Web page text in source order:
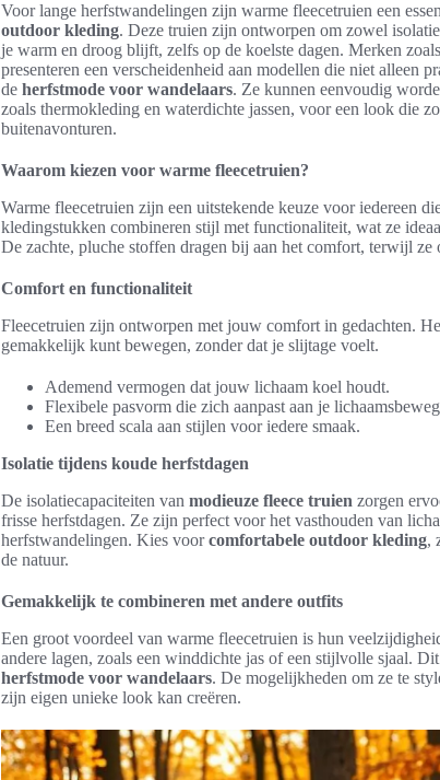
Voor lange herfstwandelingen zijn warme fleecetruien een
outdoor kleding. Deze truien zijn ontworpen om zowel
je warm en droog blijft, zelfs op de koelste dagen. Merken
presenteren een verscheidenheid aan modellen die niet alleen
de herfstmode voor wandelaars. Ze kunnen eenvoudig
zoals thermokleding en waterdichte jassen, voor een look die
buitenavonturen.
Waarom kiezen voor warme fleecetruien?
Warme fleecetruien zijn een uitstekende keuze voor iedereen
kledingstukken combineren stijl met functionaliteit, wat ze
De zachte, pluche stoffen dragen bij aan het comfort, terwijl ze
Comfort en functionaliteit
Fleecetruien zijn ontworpen met jouw comfort in gedachten.
gemakkelijk kunt bewegen, zonder dat je slijtage voelt.
Ademend vermogen dat jouw lichaam koel houdt.
Flexibele pasvorm die zich aanpast aan je
Een breed scala aan stijlen voor iedere smaak.
Isolatie tijdens koude herfstdagen
De isolatiecapaciteiten van modieuze fleece truien zorgen
frisse herfstdagen. Ze zijn perfect voor het vasthouden van
herfstwandelingen. Kies voorcomfortabele outdoor kleding,
de natuur.
Gemakkelijk te combineren met andere outfits
Een groot voordeel van warme fleecetruien is hun
andere lagen, zoals een winddichte jas of een stijlvolle sjaal.
herfstmode voor wandelaars. De mogelijkheden om ze te
zijn eigen unieke look kan creëren.